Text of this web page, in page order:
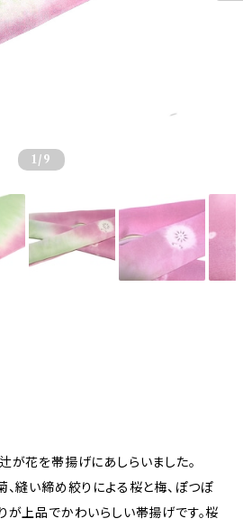
1 /9
が花を帯揚げにあしらいました。
縫い締め絞りによる桜と梅、ぽつぽ
が上品でかわいらしい帯揚げです。桜